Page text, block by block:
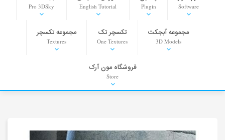
Software
Plugin
English Tutorial
Pro 3DSky
مجموعه آبجکت
3D Models
تکسچر تک
One Textures
مجموعه تکسچر
Textures
PNG-PSD
فروشگاه مون آرک
Store